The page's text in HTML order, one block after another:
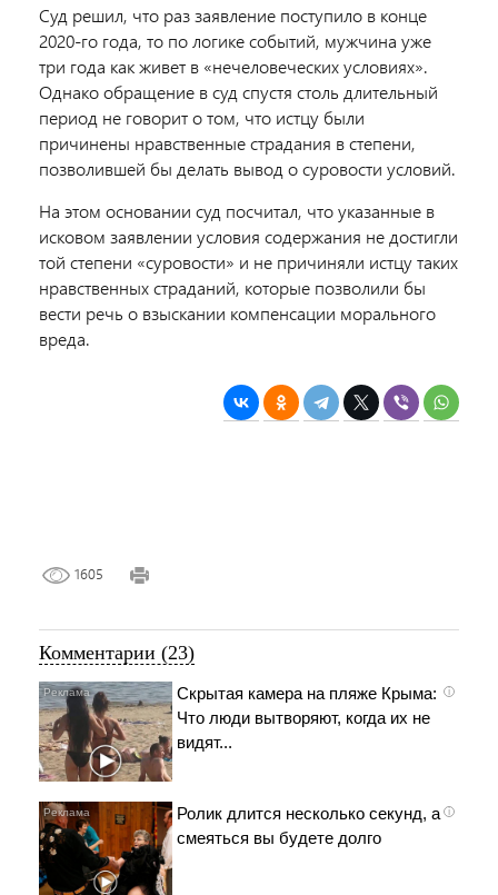
Суд решил, что раз заявление поступило в конце
2020-го года, то по логике событий, мужчина уже
три года как живет в «нечеловеческих условиях».
Однако обращение в суд спустя столь длительный
период не говорит о том, что истцу были
причинены нравственные страдания в степени,
позволившей бы делать вывод о суровости условий.
На этом основании суд посчитал, что указанные в
исковом заявлении условия содержания не достигли
той степени «суровости» и не причиняли истцу таких
нравственных страданий, которые позволили бы
вести речь о взыскании компенсации морального
вреда.
1605
Комментарии (23)
i
Скрытая камера на пляже Крыма:
Что люди вытворяют, когда их не
видят...
i
Ролик длится несколько секунд, а
смеяться вы будете долго